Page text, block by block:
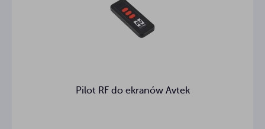
Pilot RF do ekranów Avtek